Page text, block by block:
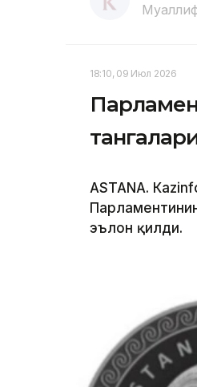
18:10, 09 Июл 2026
ASTANА.
эълон қилди.